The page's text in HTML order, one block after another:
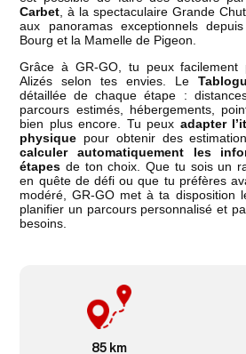
Carbet , à la spectaculaire Grande
aux panoramas exceptionnels
Bourg et la Mamelle de Pigeon.
Grâce à GR-GO, tu peux facilement
Alizés selon tes envies. Le
détaillée de chaque étape :
parcours estimés, hébergements,
bien plus encore. Tu peux adapter
physique pour obtenir des
calculer automatiquement les
étapes de ton choix. Que tu sois un
en quête de défi ou que tu préfères
modéré, GR-GO met à ta disposition
planifier un parcours personnalisé et
besoins.
85 km